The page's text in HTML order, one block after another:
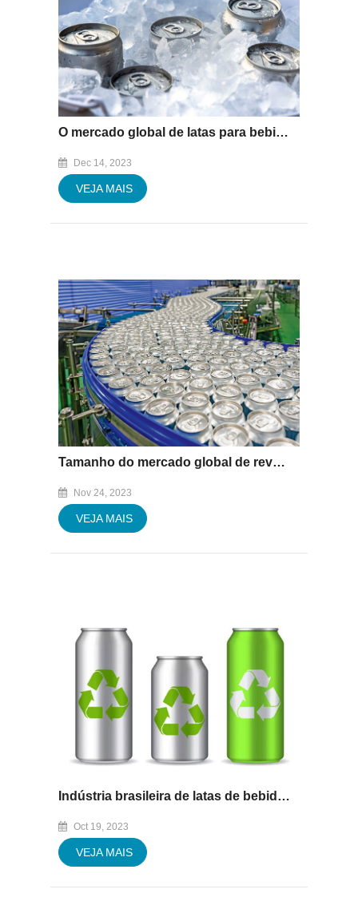
O mercado global de latas para bebidas deverá atingir US$ 36,59 bilhões até 2027.
Dec 14, 2023
VEJA MAIS
Tamanho do mercado global de revestimentos de latas valerá US$ 4,36 bilhões até 2032 | CAGR de 5,1%
Nov 24, 2023
VEJA MAIS
Indústria brasileira de latas de bebidas atinge recorde de teor de alumínio reciclado
Oct 19, 2023
VEJA MAIS